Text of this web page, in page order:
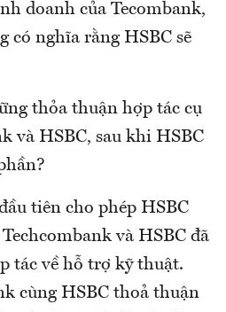
doanh của Tecombank,
có nghĩa rằng HSBC sẽ
thỏa thuận hợp tác cụ
và HSBC, sau khi HSBC
tiên cho phép HSBC
và HSBC đã
tác về hỗ trợ kỹ thuật.
cùng HSBC thoả thuận